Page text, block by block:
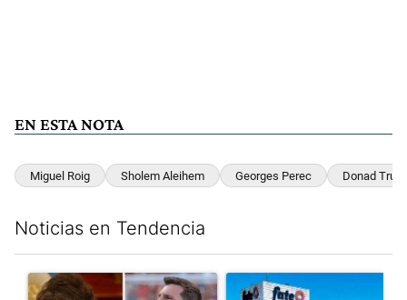
EN ESTA NOTA
Miguel Roig Sholem Aleihem Georges Perec Donad
Noticias en Tendencia
Un artículo de tendencia con el título "Milei despidió a Jorge
Un artículo de tendencia